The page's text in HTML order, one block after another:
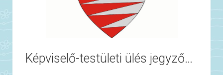
Képviselő-testületi ülés jegyzőkönyve 2023.02.21